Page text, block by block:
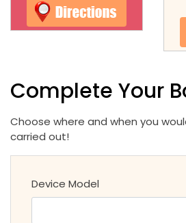
Complete Your
Choose where and when you
carried out!
Device Model